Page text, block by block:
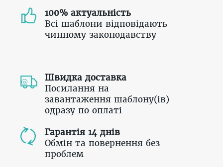
100% актуальність
Всі шаблони відповідають
чинному законодавству
Швидка доставка
Посилання на
завантаження шаблону(ів)
одразу по оплаті
Гарантія 14 днів
Обмін та повернення без
проблем